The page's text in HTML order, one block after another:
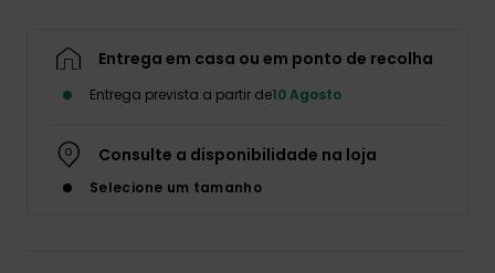
Entrega em casa ou em ponto de recolha
Entrega prevista a partir de10 Agosto
Consulte a disponibilidade na loja
Selecione um tamanho